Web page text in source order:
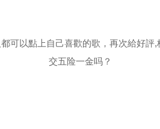
可以點上自己喜歡的歌，再次給好
交五险一金吗？